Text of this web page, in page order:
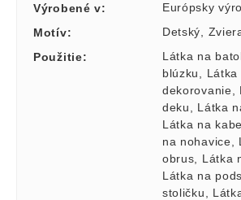
Výrobené v:
Európsky
Motív: Detský
Použitie: Látka na
blúzku
Látka
dekorovanie
deku
Látka
Látka na
na nohavice
obrus
Látka
Látka na
stoličku